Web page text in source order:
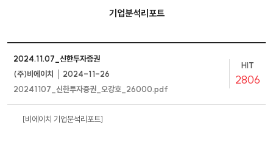
기업분석리포트
2024.11.07_신한투자증권
(주)비에이치 │ 2024-11-26
20241107_신한투자증권_오강호_26000.pdf
HIT
2806
[비에이치 기업분석리포트]